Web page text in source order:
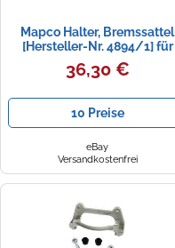
Mapco Halter, Bremssattel
[Hersteller-Nr. 4894/1] für
Seat, VW
36,30 €
10 Preise
eBay
Versandkostenfrei